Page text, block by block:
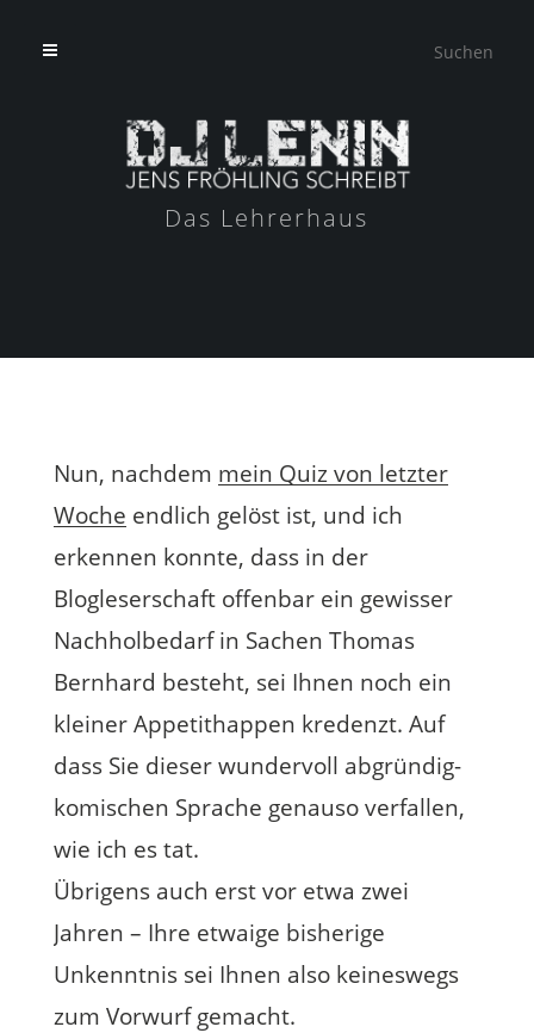
Das Lehrerhaus
Nun, nachdem mein Quiz von letzter
Woche endlich gelöst ist, und ich
erkennen konnte, dass in der
Blogleserschaft offenbar ein gewisser
Nachholbedarf in Sachen Thomas
Bernhard besteht, sei Ihnen noch ein
kleiner Appetithappen kredenzt. Auf
dass Sie dieser wundervoll abgründig-
komischen Sprache genauso verfallen,
wie ich es tat.
Übrigens auch erst vor etwa zwei
Jahren – Ihre etwaige bisherige
Unkenntnis sei Ihnen also keineswegs
zum Vorwurf gemacht.